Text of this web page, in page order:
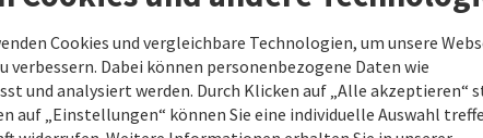
Premiumwanderweg
Alpenfreiheit
Cookies und vergleichbare Technologien, um unsere
Dabei können personenbezogene Daten wie
und analysiert werden. Durch Klicken auf „Alle akzeptieren“
auf „Einstellungen“ können Sie eine individuelle Auswahl